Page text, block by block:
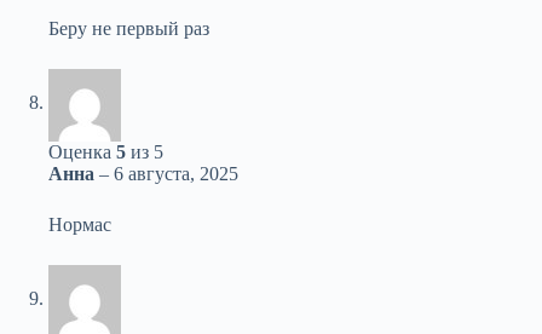
Беру не первый раз
Оценка 5 из 5
Анна – 6 августа, 2025
Нормас